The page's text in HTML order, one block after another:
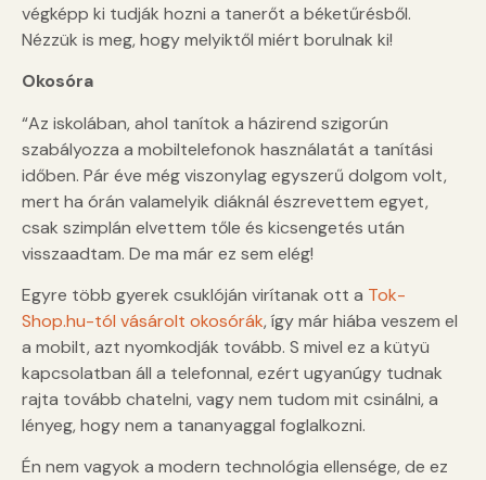
végképp ki tudják hozni a tanerőt a béketűrésből.
Nézzük is meg, hogy melyiktől miért borulnak ki!
Okosóra
“Az iskolában, ahol tanítok a házirend szigorún
szabályozza a mobiltelefonok használatát a tanítási
időben. Pár éve még viszonylag egyszerű dolgom volt,
mert ha órán valamelyik diáknál észrevettem egyet,
csak szimplán elvettem tőle és kicsengetés után
visszaadtam. De ma már ez sem elég!
Egyre több gyerek csuklóján virítanak ott a Tok-
Shop.hu-tól vásárolt okosórák, így már hiába veszem el
a mobilt, azt nyomkodják tovább. S mivel ez a kütyü
kapcsolatban áll a telefonnal, ezért ugyanúgy tudnak
rajta tovább chatelni, vagy nem tudom mit csinálni, a
lényeg, hogy nem a tananyaggal foglalkozni.
Én nem vagyok a modern technológia ellensége, de ez